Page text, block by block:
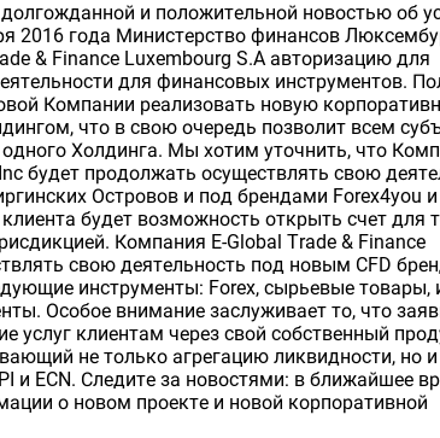
и положительной новостью об
2016 года Министерство финансов
& Finance Luxembourg S.A авторизацию для
для финансовых инструментов.
Компании реализовать новую
что в свою очередь позволит всем
Холдинга. Мы хотим уточнить, что
будет продолжать осуществлять свою
Островов и под брендами Forex4you и
будет возможность открыть счет для
Компания E-Global Trade & Finance
свою деятельность под новым CFD
инструменты: Forex, сырьевые товары,
Особое внимание заслуживает то, что
услуг клиентам через свой собственный
не только агрегацию ликвидности, но и
и ECN. Следите за новостями: в ближайшее
о новом проекте и новой корпоративной